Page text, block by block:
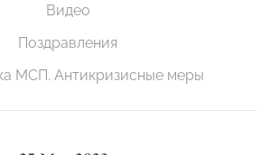
Видео
Поздравления
МСП. Антикризисные меры